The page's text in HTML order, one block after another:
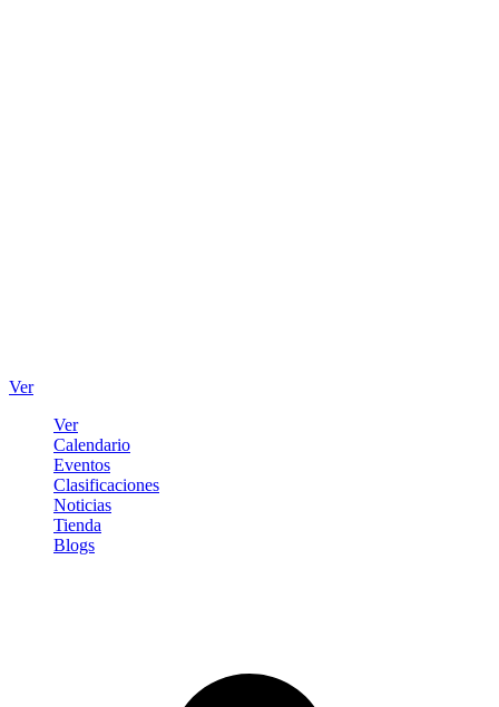
Ver
Ver
Calendario
Eventos
Clasificaciones
Noticias
Tienda
Blogs